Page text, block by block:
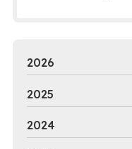
2026
2025
2024